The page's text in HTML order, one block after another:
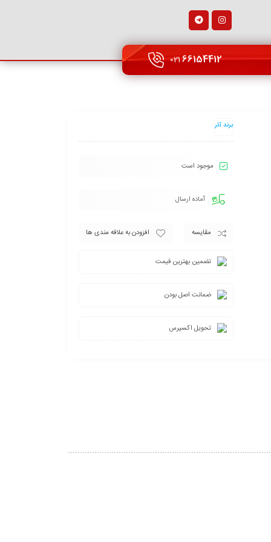
66154412
021
برند آذر
موجود است
آماده ارسال
مقایسه افزودن به علاقه مندی ها
تضمین بهترین قیمت
ضمانت اصل بودن
تحویل اکسپرس